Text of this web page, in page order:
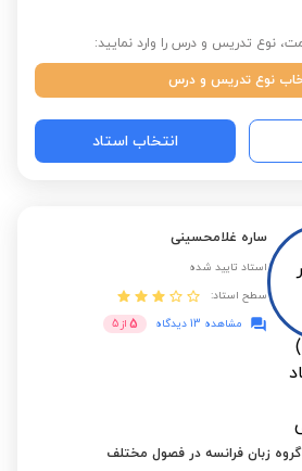
نوع تدریس و درس را وارد نمایید:
نوع تدریس و درس
انتخاب استاد
ساره غلامحسینی
استاد تایید شده
سطح استاد:
مشاهده 13 دیدگاه
5 از 5